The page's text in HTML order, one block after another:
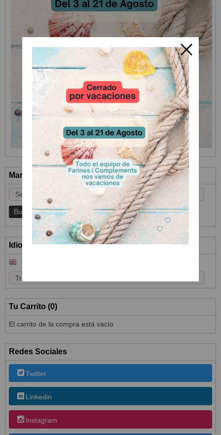
Marcas
Idioma
Tu Carrito (0)
El carrito de la compra está vacío
Redes Sociales
Twitter
Linkedin
Instagram